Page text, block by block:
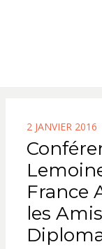
POSTED
ON
2 JANVIER 2016
France
les